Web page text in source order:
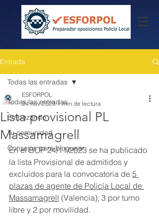
Entrada
Todas las entradas
Empezando
Tu comunidad
Consejos para bloguear
Todas las entradas
Lista provisional PL
Massamagrell
ESFORPOL
24 nov 2023 1 min de lectura
En el BOP 24/11/2023 se ha publicado
la lista Provisional de admitidos y
excluidos para la convocatoria de 5
plazas de agente de Policía Local de
Massamagrell (Valencia); 3 por turno
libre y 2 por movilidad.